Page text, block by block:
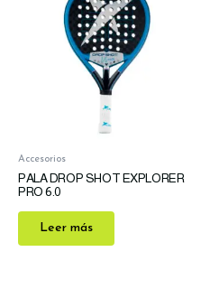
Accesorios
PALA DROP SHOT EXPLORER
PRO 6.0
Leer más